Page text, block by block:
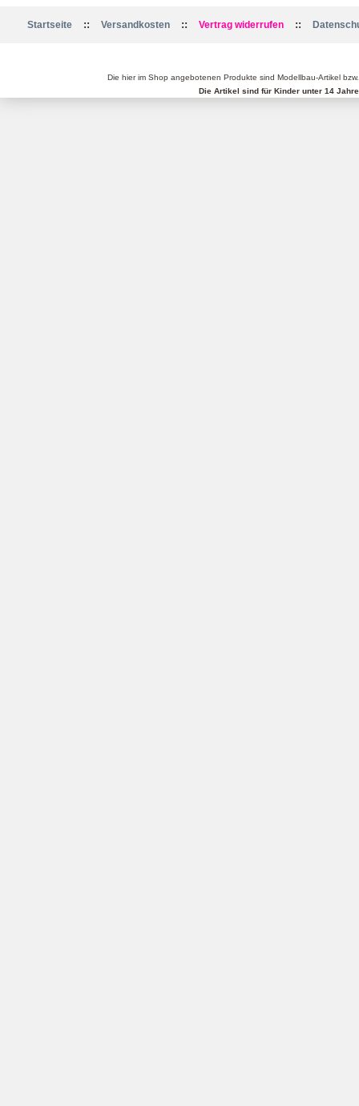
Startseite :: Versandkosten :: Vertrag widerrufen ::
Die hier im Shop angebotenen Produkte sind Modellbau-Artikel
Die Artikel sind für Kinder unter 14